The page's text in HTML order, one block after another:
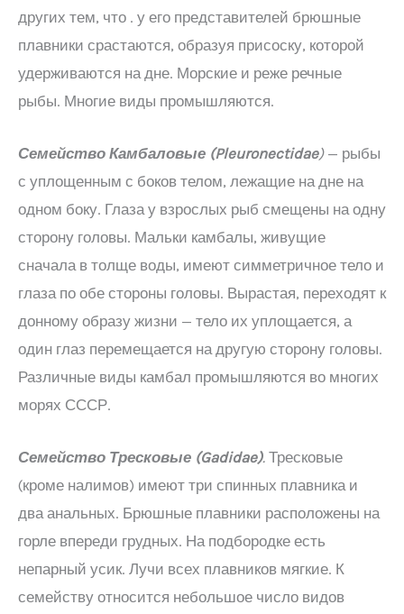
других тем, что . у его представителей брюшные
плавники срастаются, образуя присоску, которой
удерживаются на дне. Морские и реже речные
рыбы. Многие виды промышляются.
Семейство Камбаловые (Pleuronectidae)— рыбы
с уплощенным с боков телом, лежащие на дне на
одном боку. Глаза у взрослых рыб смещены на одну
сторону головы. Мальки камбалы, живущие
сначала в толще воды, имеют симметричное тело и
глаза по обе стороны головы. Вырастая, переходят к
донному образу жизни — тело их уплощается, а
один глаз перемещается на другую сторону головы.
Различные виды камбал промышляются во многих
морях СССР.
Семейство Тресковые (Gadidae). Тресковые
(кроме налимов) имеют три спинных плавника и
два анальных. Брюшные плавники расположены на
горле впереди грудных. На подбородке есть
непарный усик. Лучи всех плавников мягкие. К
семейству относится небольшое число видов